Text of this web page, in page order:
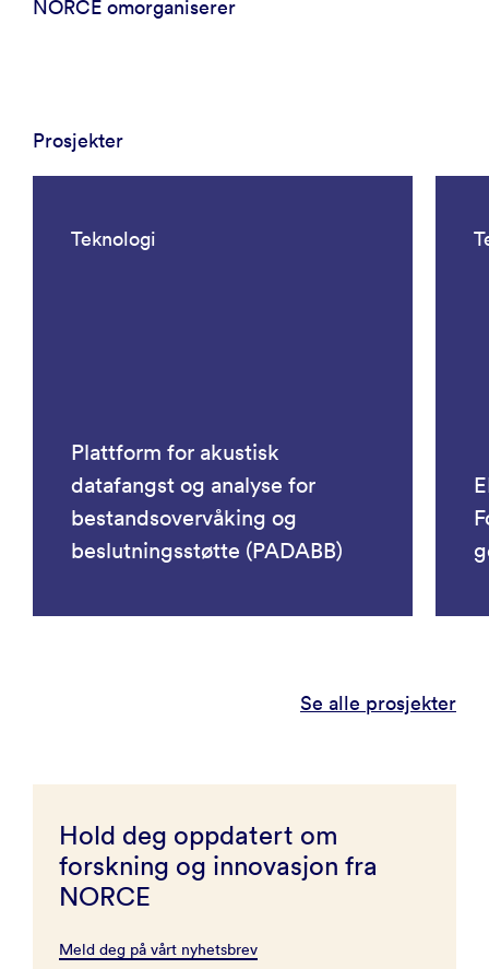
NORCE omorganiserer
Prosjekter
Teknologi
Plattform for akustisk
datafangst og analyse for
bestandsovervåking og
beslutningsstøtte (PADABB)
Se alle prosjekter
Hold deg oppdatert om
forskning og innovasjon fra
NORCE
Meld deg på vårt nyhetsbrev